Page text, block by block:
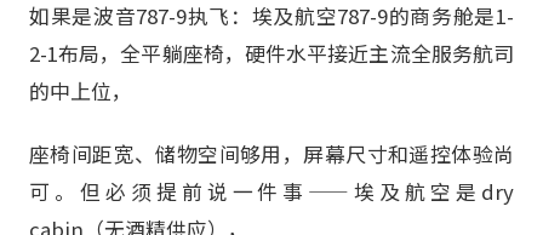
如果是波音787-9执飞：埃及航空787-9的商务舱是1-
2-1布局，全平躺座椅，硬件水平接近主流全服务航司
的中上位，
座椅间距宽、储物空间够用，屏幕尺寸和遥控体验尚
可。但必须提前说一件事——埃及航空是dry
cabin（无酒精供应），